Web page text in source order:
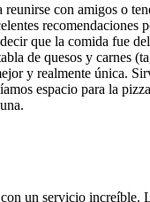
con amigos o
recomendaciones
que la comida fue
de quesos y carnes
y realmente única.
espacio para la
un servicio increíble.